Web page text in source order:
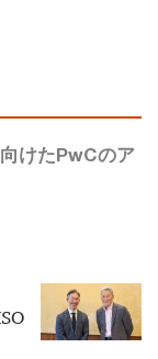
けたPwCのア